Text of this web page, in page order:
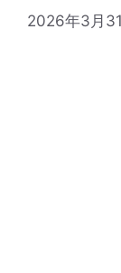
2026年3月